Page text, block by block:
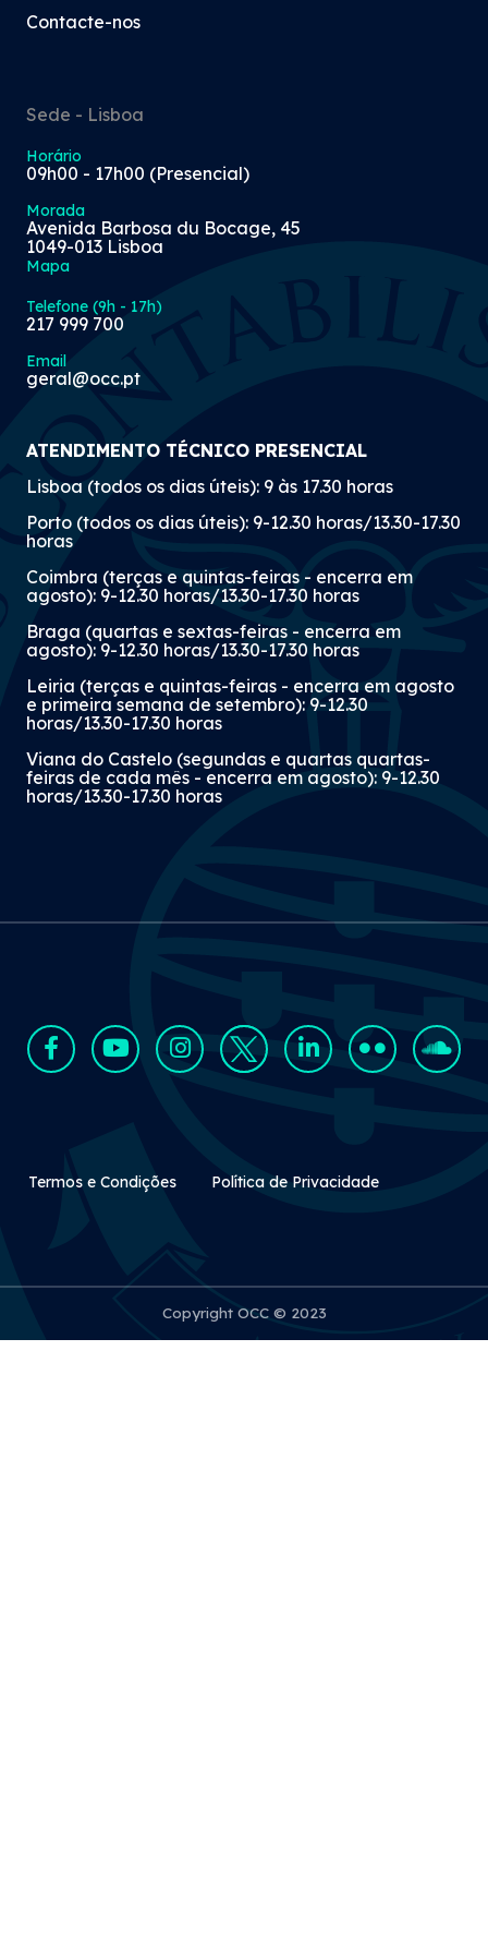
companhia
«Sabia que?» - Exclusão de
tributação de jovens
09 Jul 2026
«Sabia que?» - Envio
automático de documentos
emitidos a entidades da
Administração Pública
08 Jul 2026
«Sabia que?» - ICE para
agentes de seguros e
intermediários de crédito
Contacte-nos
Sede - Lisboa
Horário
09h00 - 17h00 (Presencial)
Morada
Avenida Barbosa du Bocage, 45
1049-013 Lisboa
Mapa
Telefone (9h - 17h)
217 999 700
Email
geral@occ.pt
ATENDIMENTO TÉCNICO PRESENCIAL
Lisboa (todos os dias úteis): 9 às 17.30 horas
Porto (todos os dias úteis): 9-12.30 horas/13.30-17.30
horas
Coimbra (terças e quintas-feiras - encerra em
agosto): 9-12.30 horas/13.30-17.30 horas
Braga (quartas e sextas-feiras - encerra em
agosto): 9-12.30 horas/13.30-17.30 horas
Leiria (terças e quintas-feiras - encerra em agosto
e primeira semana de setembro): 9-12.30
horas/13.30-17.30 horas
Viana do Castelo (segundas e quartas quartas-
feiras de cada mês - encerra em agosto): 9-12.30
horas/13.30-17.30 horas
Rodapé Secundário
Termos e Condições Política de Privacidade
Copyright OCC © 2023